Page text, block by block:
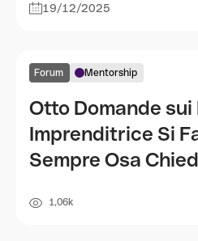
19/12/2025
Forum Mentorship
Otto Domande sui
Imprenditrice Si
Sempre Osa
1,06k